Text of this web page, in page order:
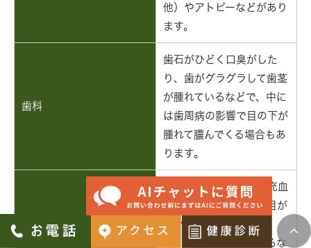
他）やアトピーなどがあり
ます。
歯科
歯石がひどく口臭がした
り、歯がグラグラして歯茎
が腫れているなどで、中に
は歯周病の影響で目の下が
腫れて膿んでくる場合もあ
ります。
眼科
目ヤニが多い・白目が充血
している・涙が多い・目が
渇いた感じ（ドライア
イ）・目をシバシバするな